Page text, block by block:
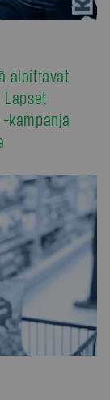
aloittavat
kampanja